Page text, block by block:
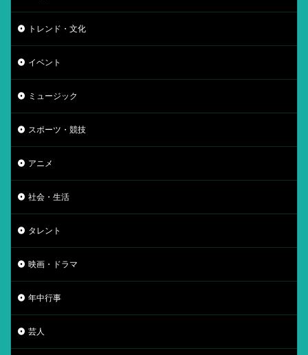
トレンド・文化
イベント
ミュージック
スポーツ・競技
アニメ
社会・生活
タレント
映画・ドラマ
年中行事
芸人